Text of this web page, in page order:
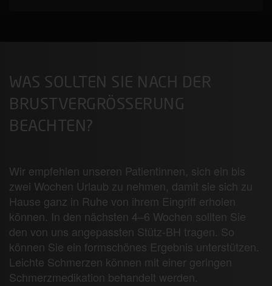
WAS SOLLTEN SIE NACH DER
BRUSTVERGRÖSSERUNG B
EACHTEN?
Wir empfehlen unseren Patientinnen, sich ein bis
zwei Wochen Urlaub zu nehmen, damit sie sich zu
Hause ganz in Ruhe von ihrem Eingriff erholen
können. In den nächsten 4–6 Wochen sollten Sie
den von uns angepassten Stütz-BH tragen. So
können Sie ein formschönes Ergebnis unterstützen.
Leichte Schmerzen können mit einer geringen
Schmerzmedikation behandelt werden.